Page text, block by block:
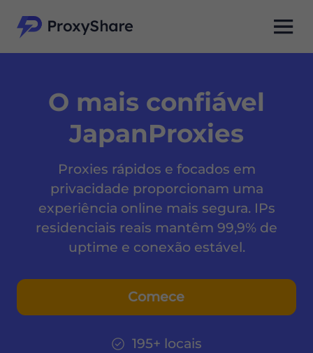
O mais confiável
JapanProxies
Proxies rápidos e focados em
privacidade proporcionam uma
experiência online mais segura. IPs
residenciais reais mantêm 99,9% de
uptime e conexão estável.
Comece
195+ locais